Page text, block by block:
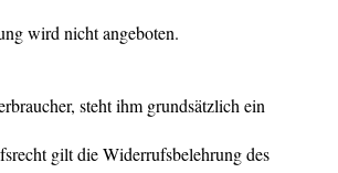
wird nicht angeboten.
steht ihm grundsätzlich ein
gilt die Widerrufsbelehrung des